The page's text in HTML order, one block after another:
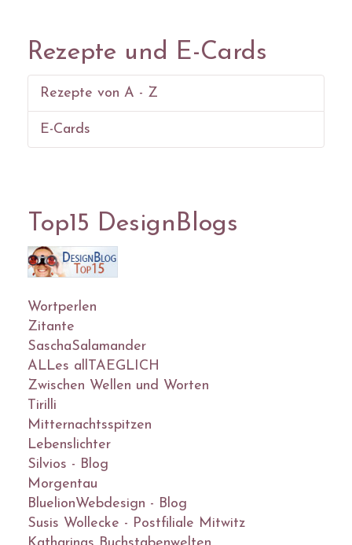
Rezepte und E-Cards
Rezepte von A - Z
E-Cards
Top15 DesignBlogs
Wortperlen
Zitante
SaschaSalamander
ALLes allTAEGLICH
Zwischen Wellen und Worten
Tirilli
Mitternachtsspitzen
Lebenslichter
Silvios - Blog
Morgentau
BluelionWebdesign - Blog
Susis Wollecke - Postfiliale Mitwitz